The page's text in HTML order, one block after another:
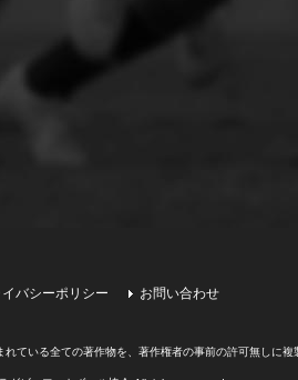
イバシーポリシー お問い合わせ
れている全ての著作物を、著作権者の事前の許可無しに